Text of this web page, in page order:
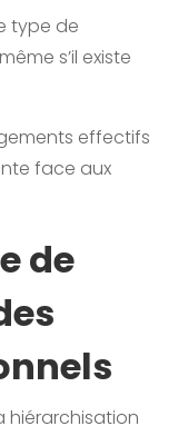
type de
s’il existe
effectifs
face aux
de
hiérarchisation